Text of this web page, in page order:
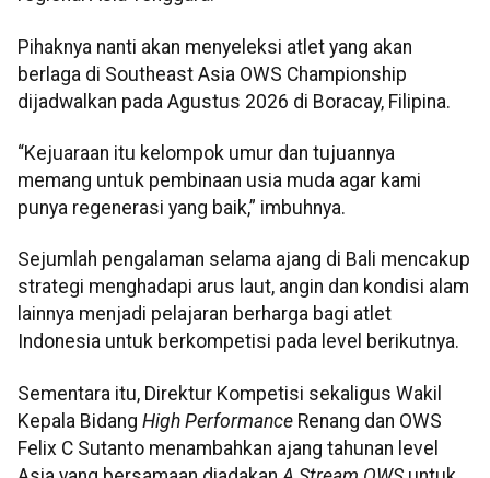
Pihaknya nanti akan menyeleksi atlet yang akan
berlaga di Southeast Asia OWS Championship
dijadwalkan pada Agustus 2026 di Boracay, Filipina.
“Kejuaraan itu kelompok umur dan tujuannya
memang untuk pembinaan usia muda agar kami
punya regenerasi yang baik,” imbuhnya.
Sejumlah pengalaman selama ajang di Bali mencakup
strategi menghadapi arus laut, angin dan kondisi alam
lainnya menjadi pelajaran berharga bagi atlet
Indonesia untuk berkompetisi pada level berikutnya.
Sementara itu, Direktur Kompetisi sekaligus Wakil
Kepala Bidang High Performance Renang dan OWS
Felix C Sutanto menambahkan ajang tahunan level